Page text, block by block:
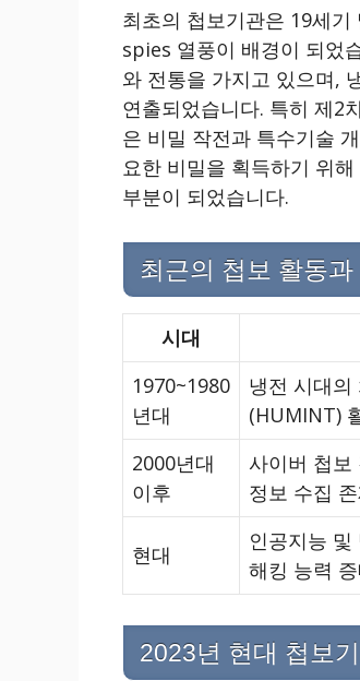
최초의 첩보기관은 19세
spies 열풍이 배경이 되었
와 전통을 가지고 있으며,
연출되었습니다. 특히 제2
은 비밀 작전과 특수기술
요한 비밀을 획득하기 위
부분이 되었습니다.
최근의 첩보 활동
시대
1970~1980
년대
냉전 시대의
(HUMINT)
2000년대
이후
사이버 첩보
정보 수집
현대
인공지능
해킹 능력
2023년 현대 첩보